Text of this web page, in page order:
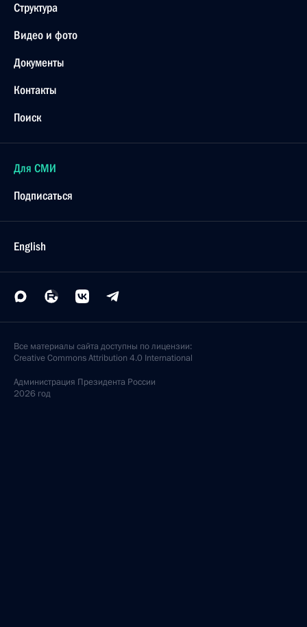
Структура
Видео и фото
Документы
Контакты
Поиск
Для СМИ
Подписаться
English
Все материалы сайта доступны по лицензии:
Creative Commons Attribution 4.0 International
Администрация Президента России
2026 год